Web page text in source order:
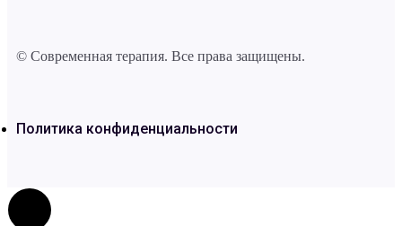
© Современная терапия. Все права защищены.
Политика конфиденциальности